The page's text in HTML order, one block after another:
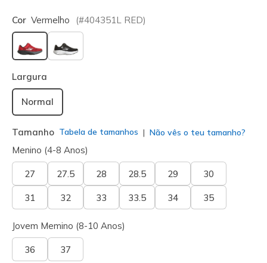
Cor Vermelho (#404351L RED)
selecionado
Largura
Normal
Tamanho Tabela de tamanhos Não vês o teu tamanho?
Menino (4-8 Anos)
27 27.5 28 28.5 29 30
31 32 33 33.5 34 35
Jovem Memino (8-10 Anos)
36 37